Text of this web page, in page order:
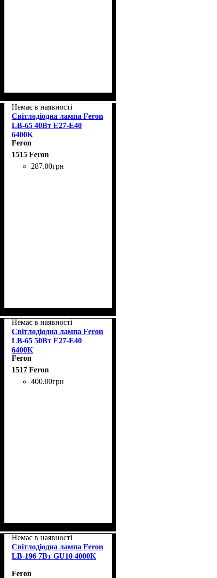
Немає в наявності
Світлодіодна лампа Feron
LB-65 40Вт E27-E40
6400K
Feron
1515 Feron
287.00грн
Немає в наявності
Світлодіодна лампа Feron
LB-65 50Вт E27-E40
6400K
Feron
1517 Feron
400.00грн
Немає в наявності
Світлодіодна лампа Feron
LB-196 7Вт GU10 4000K
Feron